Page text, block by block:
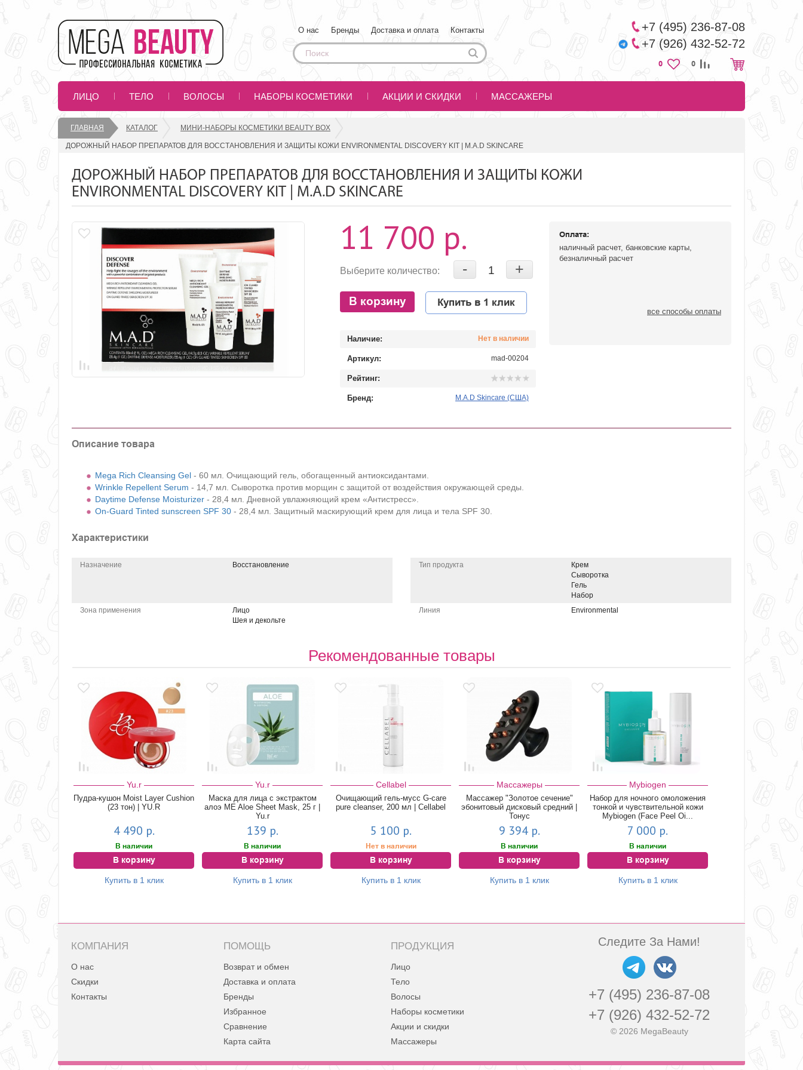
О нас Бренды Доставка и оплата Контакты
+7 (495) 236-87-08
+7 (926) 432-52-72
0 0
ЛИЦО ТЕЛО ВОЛОСЫ НАБОРЫ КОСМЕТИКИ АКЦИИ И СКИДКИ МАССАЖЕРЫ
ГЛАВНАЯ КАТАЛОГ МИНИ-НАБОРЫ КОСМЕТИКИ BEAUTY BOX
ДОРОЖНЫЙ НАБОР ПРЕПАРАТОВ ДЛЯ ВОССТАНОВЛЕНИЯ И ЗАЩИТЫ КОЖИ ENVIRONMENTAL DISCOVERY KIT | M.A.D SKINCARE
ДОРОЖНЫЙ НАБОР ПРЕПАРАТОВ ДЛЯ ВОССТАНОВЛЕНИЯ И ЗАЩИТЫ КОЖИ
ENVIRONMENTAL DISCOVERY KIT | M.A.D SKINCARE
11 700 р.
Выберите количество: - +
В корзину Купить в 1 клик
Наличие: Нет в наличии
Артикул: mad-00204
Рейтинг:
Бренд: M.A.D Skincare (США)
Оплата:
наличный расчет, банковские карты,
безналичный расчет
все способы оплаты
Описание товара
Mega Rich Cleansing Gel - 60 мл. Очищающий гель, обогащенный антиоксидантами.
Wrinkle Repellent Serum - 14,7 мл. Сыворотка против морщин с защитой от воздействия окружающей среды.
Daytime Defense Moisturizer - 28,4 мл. Дневной увлажняющий крем «Антистресс».
On-Guard Tinted sunscreen SPF 30 - 28,4 мл. Защитный маскирующий крем для лица и тела SPF 30.
Характеристики
Назначение Восстановление
Зона применения
Лицо
Шея и декольте
Тип продукта
Крем
Сыворотка
Гель
Набор
Линия
Environmental
Рекомендованные товары
Yu.r
Пудра-кушон Moist Layer Cushion
(23 тон) | YU.R
4 490 р.
В наличии
В корзину
Купить в 1 клик
Yu.r
Маска для лица с экстрактом
алоэ ME Aloe Sheet Mask, 25 г |
Yu.r
139 р.
В наличии
В корзину
Купить в 1 клик
Cellabel
Очищающий гель-мусс G-care
pure cleanser, 200 мл | Cellabel
5 100 р.
Нет в наличии
В корзину
Купить в 1 клик
Массажеры
Массажер "Золотое сечение"
эбонитовый дисковый средний |
Тонус
9 394 р.
В наличии
В корзину
Купить в 1 клик
Mybiogen
Набор для ночного омоложения
тонкой и чувствительной кожи
Mybiogen (Face Peel Oi...
7 000 р.
В наличии
В корзину
Купить в 1 клик
КОМПАНИЯ
О нас
Скидки
Контакты
ПОМОЩЬ
Возврат и обмен
Доставка и оплата
Бренды
Избранное
Сравнение
Карта сайта
ПРОДУКЦИЯ
Лицо
Тело
Волосы
Наборы косметики
Акции и скидки
Массажеры
Следите За Нами!
+7 (495) 236-87-08
+7 (926) 432-52-72
© 2026 MegaBeauty